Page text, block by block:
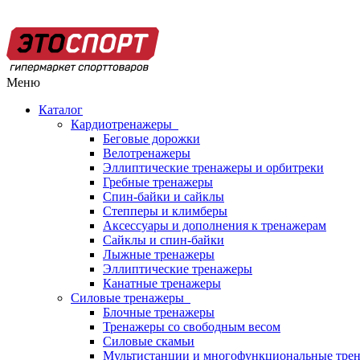
Меню
Каталог
Кардиотренажеры
Беговые дорожки
Велотренажеры
Эллиптические тренажеры и орбитреки
Гребные тренажеры
Спин-байки и сайклы
Степперы и климберы
Аксессуары и дополнения к тренажерам
Сайклы и спин-байки
Лыжные тренажеры
Эллиптические тренажеры
Канатные тренажеры
Силовые тренажеры
Блочные тренажеры
Тренажеры со свободным весом
Силовые скамьи
Мультистанции и многофункциональные